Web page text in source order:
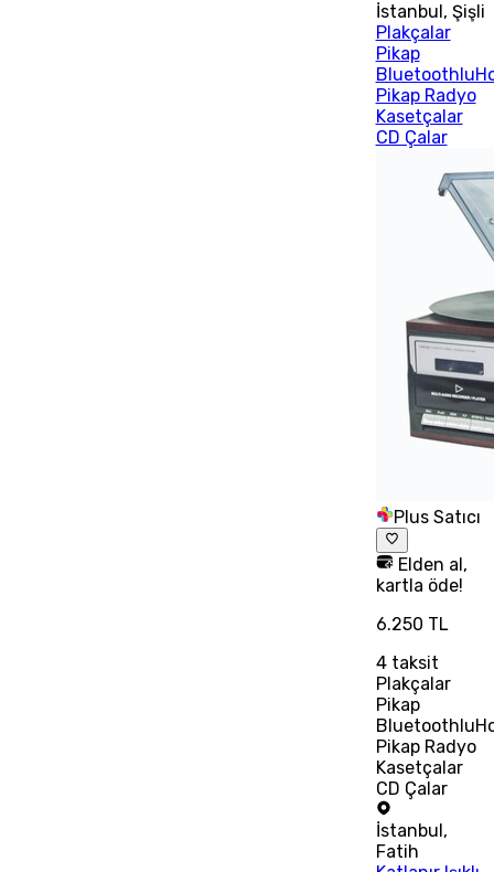
İstanbul , Şişli
Plakçalar
Pikap
Pikap Radyo
Kasetçalar
CD Çalar
Plus Satıcı
Elden al,
kartla öde!
6.250 TL
4taksit
Plakçalar
Pikap
Pikap Radyo
Kasetçalar
CD Çalar
İstanbul,
Fatih